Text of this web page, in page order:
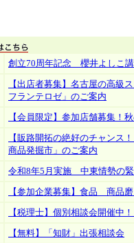
創立70周年記念 櫻井よしこ
【出店者募集】名古屋の高級
フランテロゼ」のご案内
【会員限定】参加店舗募集
【販路開拓の絶好のチャンス
商品発掘市」のご案内
令和8年5月実施 中東情勢の
【参加企業募集】食品 商品
【税理士】個別相談会開催中
【無料】「知財」出張相談会